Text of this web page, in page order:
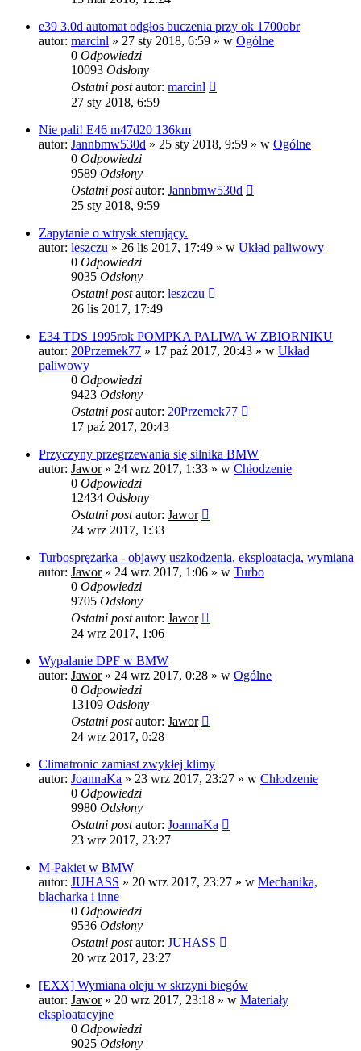
e39 3.0d automat odgłos buczenia przy ok 1700obr
autor: marcinl » 27 sty 2018, 6:59 » w Ogólne
0 Odpowiedzi
10093 Odsłony
Ostatni postautor: marcinl
27 sty 2018, 6:59
Nie pali! E46 m47d20 136km
autor: Jannbmw530d » 25 sty 2018, 9:59 » w Ogólne
0 Odpowiedzi
9589 Odsłony
Ostatni postautor: Jannbmw530d
25 sty 2018, 9:59
Zapytanie o wtrysk sterujący.
autor: leszczu » 26 lis 2017, 17:49 » w Układ paliwowy
0 Odpowiedzi
9035 Odsłony
Ostatni postautor: leszczu
26 lis 2017, 17:49
E34 TDS 1995rok POMPKA PALIWA W ZBIORNIKU
autor: 20Przemek77 » 17 paź 2017, 20:43 » w Układ
paliwowy
0 Odpowiedzi
9423 Odsłony
Ostatni postautor: 20Przemek77
17 paź 2017, 20:43
Przyczyny przegrzewania się silnika BMW
autor: Jawor» 24 wrz 2017, 1:33 » w Chłodzenie
0 Odpowiedzi
12434 Odsłony
Ostatni postautor: Jawor
24 wrz 2017, 1:33
Turbosprężarka - objawy uszkodzenia, eksploatacja, wymiana
autor: Jawor» 24 wrz 2017, 1:06 » w Turbo
0 Odpowiedzi
9705 Odsłony
Ostatni postautor: Jawor
24 wrz 2017, 1:06
Wypalanie DPF w BMW
autor: Jawor» 24 wrz 2017, 0:28 » w Ogólne
0 Odpowiedzi
13109 Odsłony
Ostatni postautor: Jawor
24 wrz 2017, 0:28
Climatronic zamiast zwykłej klimy
autor: JoannaKa » 23 wrz 2017, 23:27 » w Chłodzenie
0 Odpowiedzi
9980 Odsłony
Ostatni postautor: JoannaKa
23 wrz 2017, 23:27
M-Pakiet w BMW
autor: JUHASS » 20 wrz 2017, 23:27 » w Mechanika,
blacharka i inne
0 Odpowiedzi
9536 Odsłony
Ostatni postautor: JUHASS
20 wrz 2017, 23:27
[EXX] Wymiana oleju w skrzyni biegów
autor: Jawor» 20 wrz 2017, 23:18 » w Materiały
eksploatacyjne
0 Odpowiedzi
9025 Odsłony